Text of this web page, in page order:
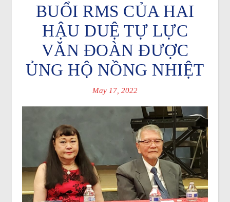
BUỔI RMS CỦA HAI
HẬU DUỆ TỰ LỰC
VĂN ĐOÀN ĐƯỢC
ỦNG HỘ NỒNG NHIỆT
May 17, 2022